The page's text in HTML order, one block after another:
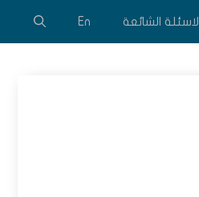
الاسئلة الشائعة En